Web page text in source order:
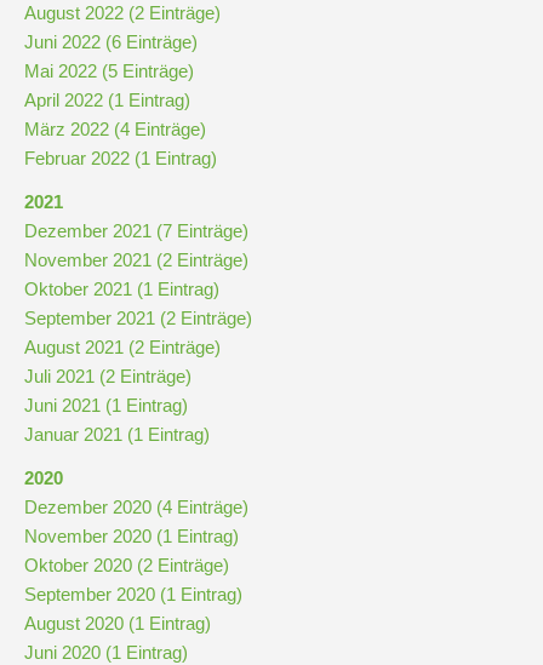
August 2022 (2 Einträge)
Juni 2022 (6 Einträge)
Mai 2022 (5 Einträge)
April 2022 (1 Eintrag)
März 2022 (4 Einträge)
Februar 2022 (1 Eintrag)
2021
Dezember 2021 (7 Einträge)
November 2021 (2 Einträge)
Oktober 2021 (1 Eintrag)
September 2021 (2 Einträge)
August 2021 (2 Einträge)
Juli 2021 (2 Einträge)
Juni 2021 (1 Eintrag)
Januar 2021 (1 Eintrag)
2020
Dezember 2020 (4 Einträge)
November 2020 (1 Eintrag)
Oktober 2020 (2 Einträge)
September 2020 (1 Eintrag)
August 2020 (1 Eintrag)
Juni 2020 (1 Eintrag)